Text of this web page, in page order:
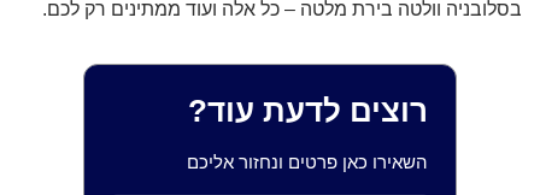
בסלובניה וולטה בירת מלטה – כל אלה ועוד ממתינים רק לכם.
רוצים לדעת עוד?
השאירו כאן פרטים ונחזור אליכם